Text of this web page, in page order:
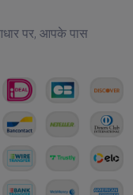
पर, आपके पास